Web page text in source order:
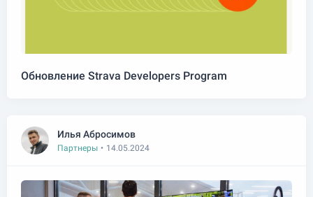
Обновление Strava Developers Program
Илья Абросимов
Партнеры • 14.05.2024